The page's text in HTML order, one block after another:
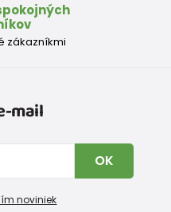
zákazníkmi
mail
OK
noviniek